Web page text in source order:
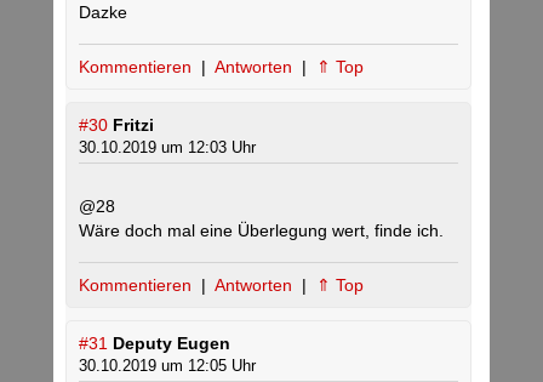
Dazke
Kommentieren | Antworten | ⇑ Top
#30 Fritzi
30.10.2019 um 12:03 Uhr
@28
Wäre doch mal eine Überlegung wert, finde ich.
Kommentieren | Antworten | ⇑ Top
#31 Deputy Eugen
30.10.2019 um 12:05 Uhr